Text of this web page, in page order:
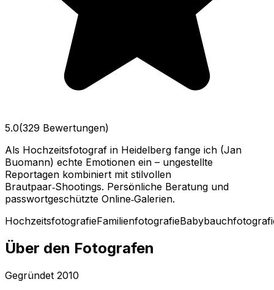
5.0(329 Bewertungen)
Als Hochzeitsfotograf in Heidelberg fange ich (Jan
Buomann) echte Emotionen ein – ungestellte
Reportagen kombiniert mit stilvollen
Brautpaar‑Shootings. Persönliche Beratung und
passwortgeschützte Online‑Galerien.
HochzeitsfotografieFamilienfotografie
Über den Fotografen
Gegründet 2010